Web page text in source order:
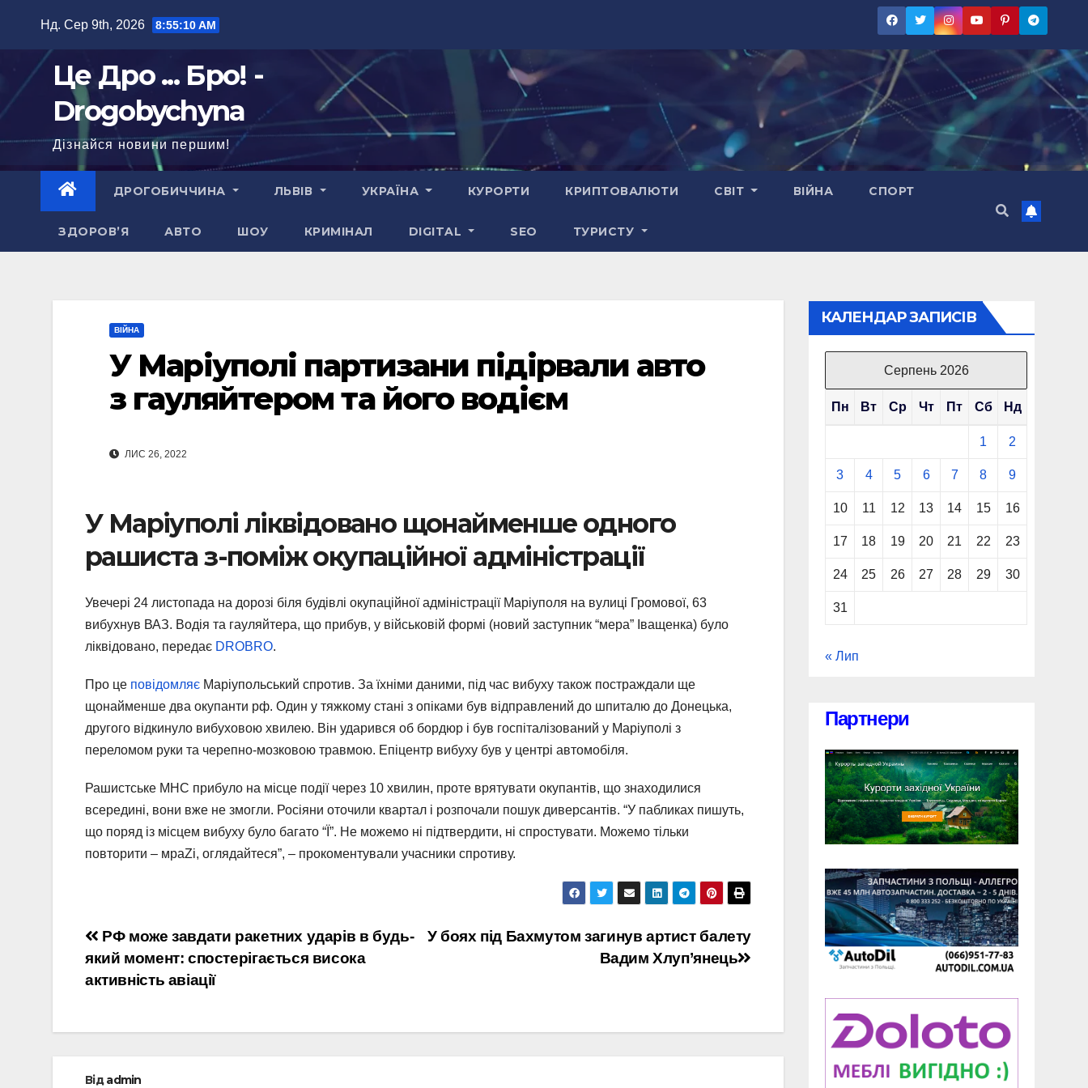
Нд. Сер 9th, 2026 8:55:10 AM
Це Дро ... Бро! -
Drogobychyna
Дізнайся новини першим!
ДРОГОБИЧЧИНА ЛЬВІВ УКРАЇНА КУРОРТИ КРИПТОВАЛЮТИ СВІТ ВІЙНА СПОРТ
ЗДОРОВ’Я АВТО ШОУ КРИМІНАЛ DIGITAL SEO ТУРИСТУ
ВІЙНА
У Маріуполі партизани підірвали авто
з гауляйтером та його водієм
ЛИС 26, 2022
У Маріуполі ліквідовано щонайменше одного
рашиста з-поміж окупаційної адміністрації
Увечері 24 листопада на дорозі біля будівлі окупаційної адміністрації Маріуполя на вулиці Громової, 63
вибухнув ВАЗ. Водія та гауляйтера, що прибув, у військовій формі (новий заступник “мера” Іващенка) було
ліквідовано, передає DROBRO.
Про це повідомляє Маріупольський спротив. За їхніми даними, під час вибуху також постраждали ще
щонайменше два окупанти рф. Один у тяжкому стані з опіками був відправлений до шпиталю до Донецька,
другого відкинуло вибуховою хвилею. Він ударився об бордюр і був госпіталізований у Маріуполі з
переломом руки та черепно-мозковою травмою. Епіцентр вибуху був у центрі автомобіля.
Рашистське МНС прибуло на місце події через 10 хвилин, проте врятувати окупантів, що знаходилися
всередині, вони вже не змогли. Росіяни оточили квартал і розпочали пошук диверсантів. “У пабликах пишуть,
що поряд із місцем вибуху було багато “Ї”. Не можемо ні підтвердити, ні спростувати. Можемо тільки
повторити – мраZі, оглядайтеся”, – прокоментували учасники спротиву.
Навігація
записів
У боях під Бахмутом загинув артист балету
Вадим Хлуп’янець
РФ може завдати ракетних ударів в будь-
який момент: спостерігається висока
активність авіації
Відadmin
КАЛЕНДАР ЗАПИСІВ
Серпень 2026
Пн Вт Ср Чт Пт Сб Нд
1 2
3 4 5 6 7 8 9
10 11 12 13 14 15 16
17 18 19 20 21 22 23
24 25 26 27 28 29 30
31
« Лип
Партнери